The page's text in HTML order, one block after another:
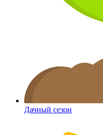
Дачный сезон